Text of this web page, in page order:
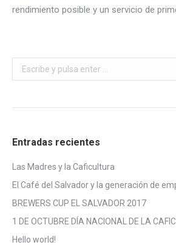
rendimiento posible y un servicio de
Buscar:
Entradas recientes
Las Madres y la Caficultura
El Café del Salvador y la generación de
BREWERS CUP EL SALVADOR 2017
1 DE OCTUBRE DÍA NACIONAL DE LA
Hello world!